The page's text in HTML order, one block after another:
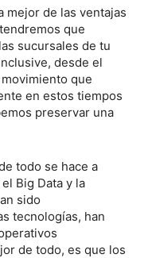
mejor de las ventajas
que
sucursales de tu
desde el
que
en estos tiempos
preservar una
todo se hace a
Big Data y la
sido
tecnologías, han
de todo, es que los